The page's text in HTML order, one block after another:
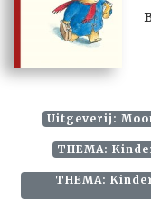
Uitgeverij:
THEMA:
THEMA: